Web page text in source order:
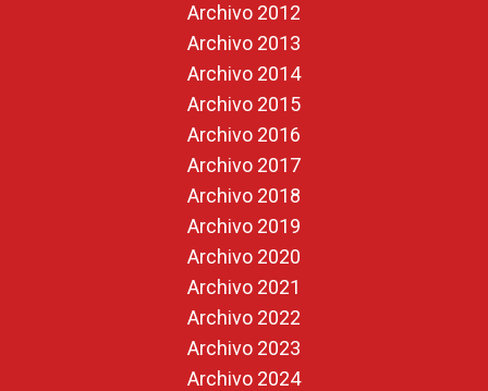
Archivo 2012
Archivo 2013
Archivo 2014
Archivo 2015
Archivo 2016
Archivo 2017
Archivo 2018
Archivo 2019
Archivo 2020
Archivo 2021
Archivo 2022
Archivo 2023
Archivo 2024